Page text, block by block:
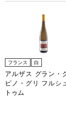
フランス 白
アルザス グラン・
ピノ・グリ フルシ
トゥム